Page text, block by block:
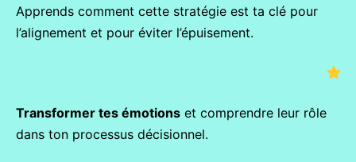
Apprends comment cette stratégie est ta clé pour
l’alignement et pour éviter l’épuisement.
Transformer tes émotions et comprendre leur rôle
dans ton processus décisionnel.